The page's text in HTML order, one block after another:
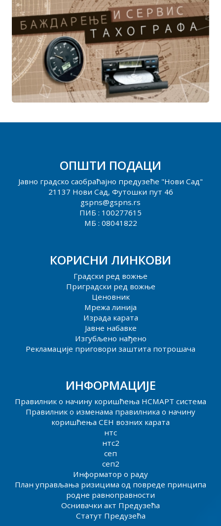
ОПШТИ ПОДАЦИ
Јавно градско саобраћајно предузеће "Нови Сад"
21137 Нови Сад, Футошки пут 46
gspns@gspns.rs
ПИБ : 100277615
МБ : 08041822
КОРИСНИ ЛИНКОВИ
Градски ред вожње
Приградски ред вожње
Ценовник
Мрежа линија
Израда карата
Јавне набавке
Изгубљено нађено
Рекламације приговори заштита потрошача
ИНФОРМАЦИЈЕ
Правилник о начину коришћења НСМАРТ система
Правилник о изменама правилника о начину
коришћења СЕН возних карата
нтс
нтс2
сеп
сеп2
Информатор о раду
План управљања ризицима од повреде принципа
родне равноправности
Оснивачки акт Предузећа
Статут Предузећа